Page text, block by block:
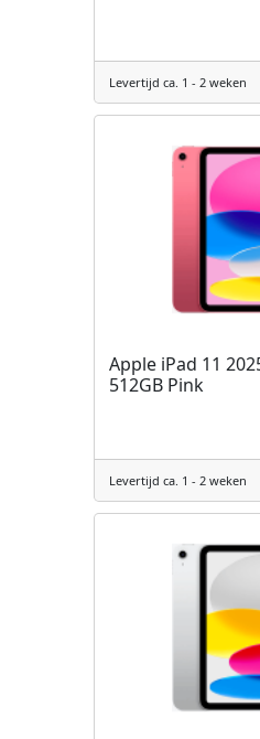
Levertijd ca. 1 - 2 weken
Apple iPad 11
512GB Pink
Levertijd ca. 1 - 2 weken